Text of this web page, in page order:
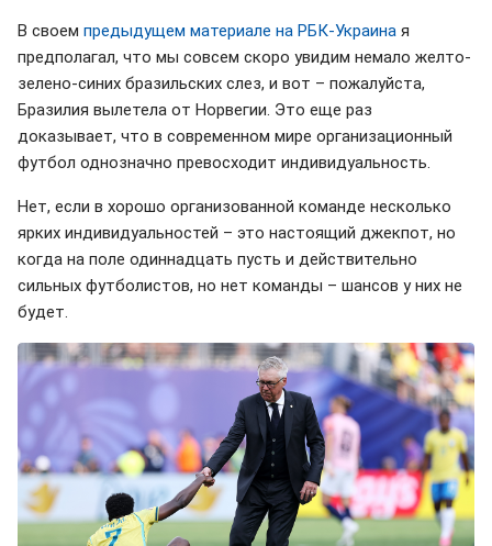
В своем предыдущем материале на РБК-Украина я
предполагал, что мы совсем скоро увидим немало желто-
зелено-синих бразильских слез, и вот – пожалуйста,
Бразилия вылетела от Норвегии. Это еще раз
доказывает, что в современном мире организационный
футбол однозначно превосходит индивидуальность.
Нет, если в хорошо организованной команде несколько
ярких индивидуальностей – это настоящий джекпот, но
когда на поле одиннадцать пусть и действительно
сильных футболистов, но нет команды – шансов у них не
будет.